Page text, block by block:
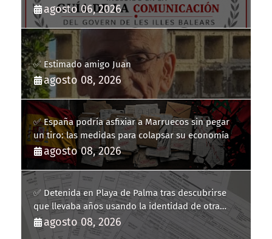
la Guía de la Comunicación del Govern de les Illes
Balears
agosto 06, 2026
✅ Estimado amigo Juan
agosto 08, 2026
✅ España podría asfixiar a Marruecos sin pegar
un tiro: las medidas para colapsar su economía
agosto 08, 2026
✅ Detenida en Playa de Palma tras descubrirse
que llevaba años usando la identidad de otra
persona
agosto 08, 2026